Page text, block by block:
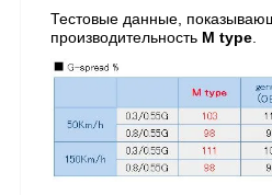
Тестовые данные,
производительность M type